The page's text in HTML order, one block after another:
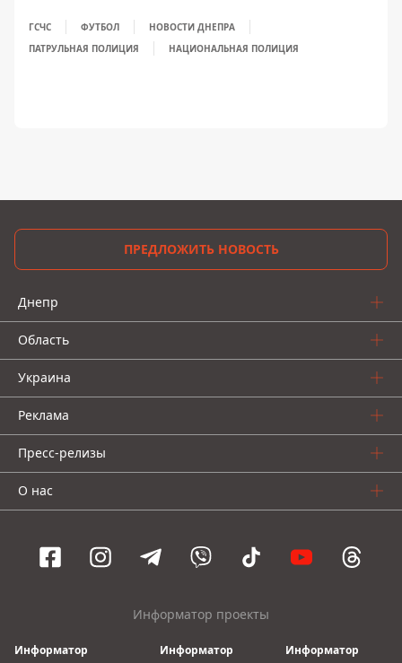
ГСЧС ФУТБОЛ
НОВОСТИ ДНЕПРА
ПАТРУЛЬНАЯ ПОЛИЦИЯ
НАЦИОНАЛЬНАЯ ПОЛИЦИЯ
ПРЕДЛОЖИТЬ НОВОСТЬ
Днепр
Область
Украина
Реклама
Пресс-релизы
О нас
Информатор проекты
Информатор Информатор Информатор